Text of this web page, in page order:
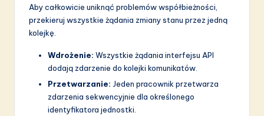
Aby całkowicie uniknąć problemów współbieżności,
przekieruj wszystkie żądania zmiany stanu przez jedną
kolejkę.
Wdrożenie: Wszystkie żądania interfejsu API
dodają zdarzenie do kolejki komunikatów.
Przetwarzanie: Jeden pracownik przetwarza
zdarzenia sekwencyjnie dla określonego
identyfikatora jednostki.